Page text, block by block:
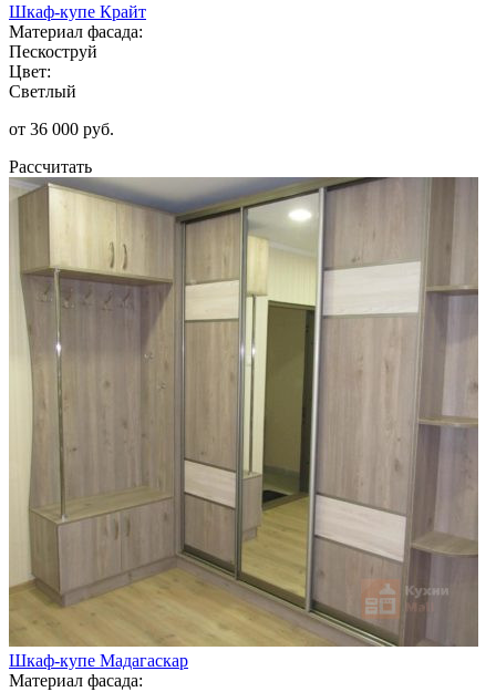
Шкаф-купе Крайт
Материал фасада:
Пескоструй
Цвет:
Светлый
от 36 000 руб.
Рассчитать
Шкаф-купе Мадагаскар
Материал фасада: